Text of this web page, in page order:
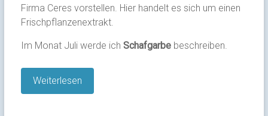
Firma Ceres vorstellen. Hier handelt es sich um einen
Frischpflanzenextrakt.
Im Monat Juli werde ich Schafgarbebeschreiben.
Weiterlesen